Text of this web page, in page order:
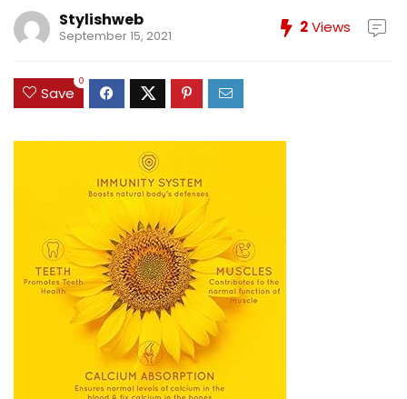
Stylishweb
September 15, 2021 2Views
Save
0